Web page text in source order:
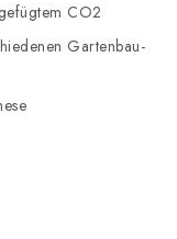
CO2
Gartenbau-